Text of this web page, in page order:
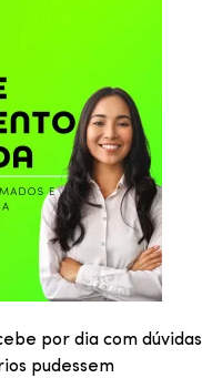
por dia com dúvidas
pudessem